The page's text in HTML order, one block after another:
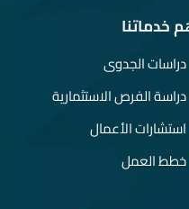
خدماتنا
دراسات الجدوى
دراسة الفرص الاستثمارية
استشارات الأعمال
خطط العمل